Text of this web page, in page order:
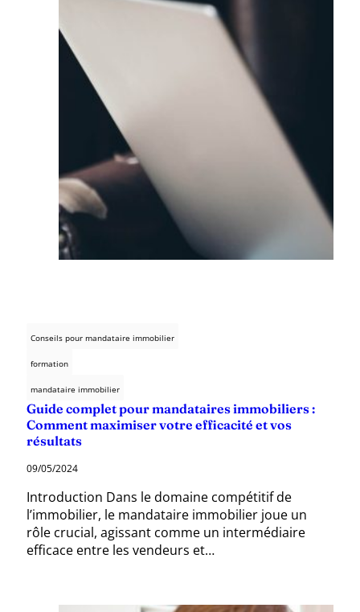
Conseils pour mandataire immobilier
formation
mandataire immobilier
Guide complet pour mandataires immobiliers :
Comment maximiser votre efficacité et vos
résultats
09/05/2024
Introduction Dans le domaine compétitif de
l’immobilier, le mandataire immobilier joue un
rôle crucial, agissant comme un intermédiaire
efficace entre les vendeurs et…